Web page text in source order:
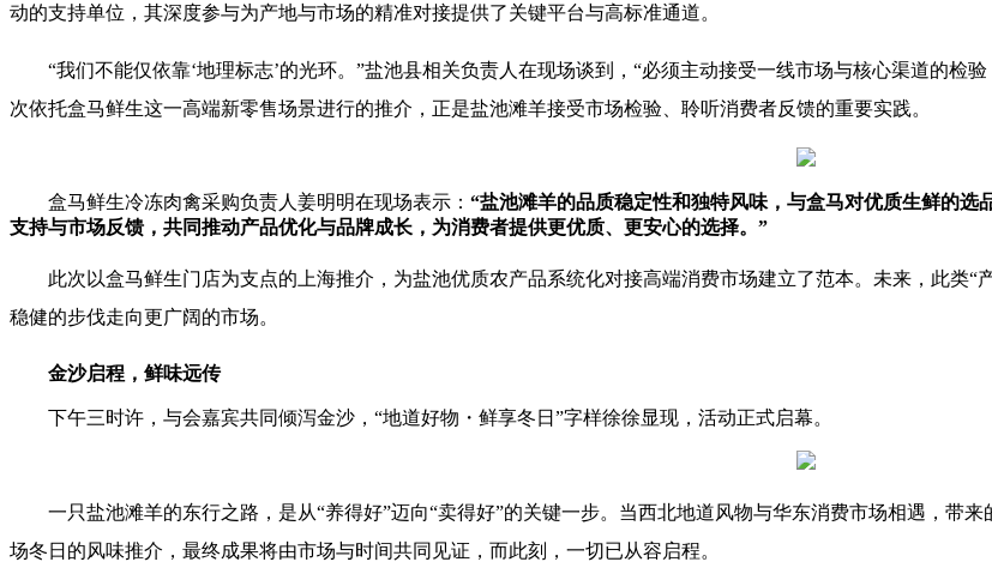
动的支持单位，其深度参与为产地与市场的精准对接提供了关键平台与高标准通道。
“我们不能仅依靠‘地理标志’的光环。”盐池县相关负责人在现场谈到，“必须主动接受一线市场与核心渠道的检
次依托盒马鲜生这一高端新零售场景进行的推介，正是盐池滩羊接受市场检验、聆听消费者反馈的重要实践。
盒马鲜生冷冻肉禽采购负责人姜明明在现场表示： “盐池滩羊的品质稳定性和独特风味，与盒马对优质生鲜的
支持与市场反馈，共同推动产品优化与品牌成长，为消费者提供更优质、更安心的选择。”
此次以盒马鲜生门店为支点的上海推介，为盐池优质农产品系统化对接高端消费市场建立了范本。未来，此类
稳健的步伐走向更广阔的市场。
金沙启程，鲜味远传
下午三时许，与会嘉宾共同倾泻金沙，“地道好物・鲜享冬日”字样徐徐显现，活动正式启幕。
一只盐池滩羊的东行之路，是从“养得好”迈向“卖得好”的关键一步。当西北地道风物与华东消费市场相遇，带
场冬日的风味推介，最终成果将由市场与时间共同见证，而此刻，一切已从容启程。